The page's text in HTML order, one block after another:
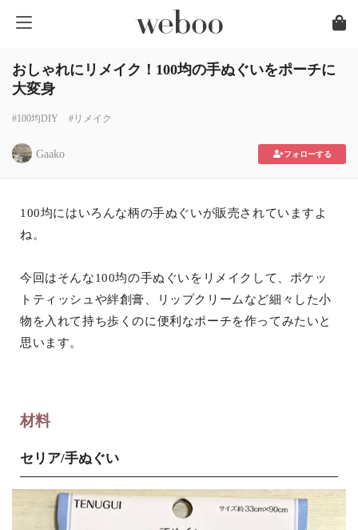
おしゃれにリメイク！100均の手ぬぐいをポーチに
大変身
#100均DIY #リメイク
Gaako フォローする
100均にはいろんな柄の手ぬぐいが販売されていますよ
ね。
今回はそんな100均の手ぬぐいをリメイクして、ポケッ
トティッシュや絆創膏、リップクリームなど細々した小
物を入れて持ち歩くのに便利なポーチを作ってみたいと
思います。
材料
セリア/手ぬぐい